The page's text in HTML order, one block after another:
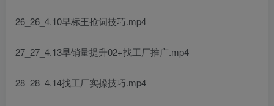
26_26_4.10早标王抢词技巧.mp4
27_27_4.13早销量提升02+找工厂推广.mp4
28_28_4.14找工厂实操技巧.mp4